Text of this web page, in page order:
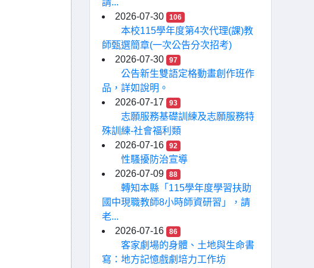
請...
2026-07-30
106
本校115學年度第4次代理(課)教
師甄選簡章(一次公告分次招考)
2026-07-30
97
公告新生雙語定格動畫創作班作
品，詳如說明。
2026-07-17
93
志願服務基礎訓練及志願服務特
殊訓練-社會福利類
2026-07-16
92
性騷擾防治宣導
2026-07-09
88
轉知本縣「115學年度學習扶助
國中現職教師8小時師資研習」，請
老...
2026-07-16
86
客家劇場的身體、土地與生命書
寫：地方記憶戲劇培力工作坊